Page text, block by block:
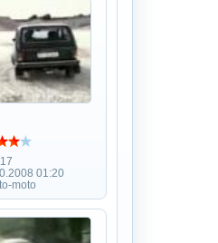
01:20
moto